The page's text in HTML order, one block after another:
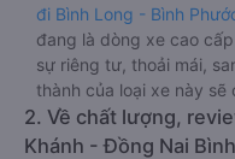
đi Bình Long - Bình
đang là dòng xe cao
sự riêng tư, thoải mái,
thành của loại xe này sẽ
2. Về chất lượng,
Khánh - Đồng Nai